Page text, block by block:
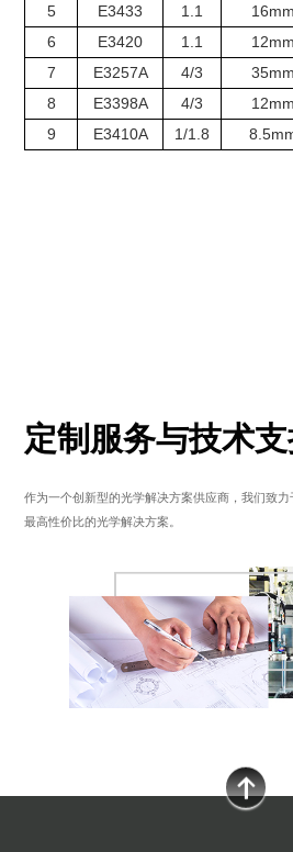
5
E3433 1.1 16mm
6
E3420 1.1 12mm
7
E3257A 4/3 35mm
8
E3398A 4/3 12mm
9
E3410A 1/1.8
定制服务与技术
作为一个创新型的光学解决方案供应商，我们致
最高性价比的光学解决方案。